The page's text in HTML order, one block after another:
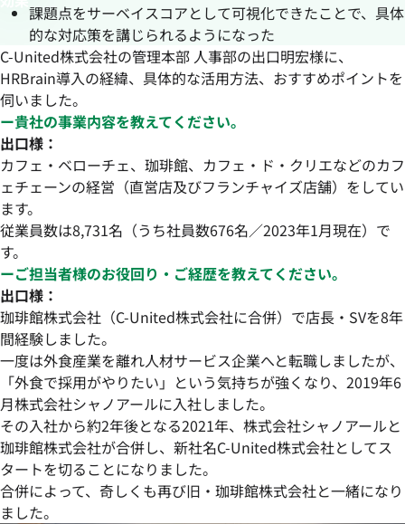
課題点をサーベイスコアとして可視化できたことで、具体
的な対応策を講じられるようになった
C-United株式会社の管理本部 人事部の出口明宏様に、
HRBrain導入の経緯、具体的な活用方法、おすすめポイントを
伺いました。
ー貴社の事業内容を教えてください。
出口様：
カフェ・ベローチェ、珈琲館、カフェ・ド・クリエなどのカフ
ェチェーンの経営（直営店及びフランチャイズ店舗）をしてい
ます。
従業員数は8,731名（うち社員数676名／2023年1月現在）で
す。
ーご担当者様のお役回り・ご経歴を教えてください。
出口様：
珈琲館株式会社（C-United株式会社に合併）で店長・SVを8年
間経験しました。
一度は外食産業を離れ人材サービス企業へと転職しましたが、
「外食で採用がやりたい」という気持ちが強くなり、2019年6
月株式会社シャノアールに入社しました。
その入社から約2年後となる2021年、株式会社シャノアールと
珈琲館株式会社が合併し、新社名C-United株式会社としてス
タートを切ることになりました。
合併によって、奇しくも再び旧・珈琲館株式会社と一緒になり
ました。